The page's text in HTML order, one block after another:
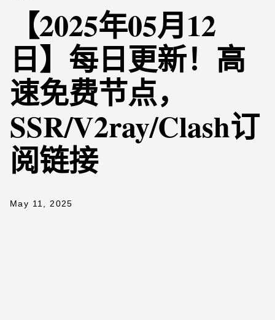
【2025年05月12
日】每日更新！高
速免费节点，
SSR/V2ray/Clash订
阅链接
May 11, 2025